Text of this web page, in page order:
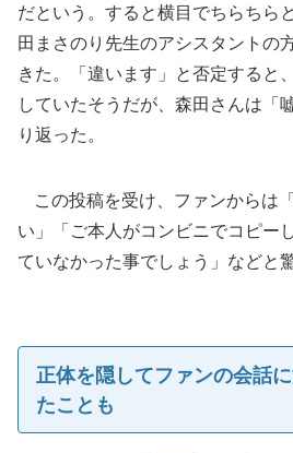
だという。すると横目でちらちら
田まさのり先生のアシスタントの
きた。「違います」と否定すると
していたそうだが、森田さんは「
り返った。
この投稿を受け、ファンからは
い」「ご本人がコンビニでコピー
ていなかった事でしょう」などと
正体を隠してファンの会話
たことも